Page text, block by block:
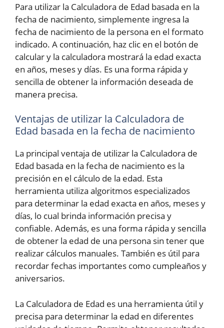
Para utilizar la Calculadora de Edad basada en la
fecha de nacimiento, simplemente ingresa la
fecha de nacimiento de la persona en el formato
indicado. A continuación, haz clic en el botón de
calcular y la calculadora mostrará la edad exacta
en años, meses y días. Es una forma rápida y
sencilla de obtener la información deseada de
manera precisa.
Ventajas de utilizar la Calculadora de
Edad basada en la fecha de nacimiento
La principal ventaja de utilizar la Calculadora de
Edad basada en la fecha de nacimiento es la
precisión en el cálculo de la edad. Esta
herramienta utiliza algoritmos especializados
para determinar la edad exacta en años, meses y
días, lo cual brinda información precisa y
confiable. Además, es una forma rápida y sencilla
de obtener la edad de una persona sin tener que
realizar cálculos manuales. También es útil para
recordar fechas importantes como cumpleaños y
aniversarios.
La Calculadora de Edad es una herramienta útil y
precisa para determinar la edad en diferentes